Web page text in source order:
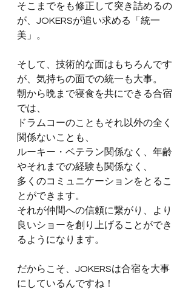
そこまでをも修正して突き詰めるの
が、JOKERSが追い求める「統一
美」。
そして、技術的な面はもちろんです
が、気持ちの面での統一も大事。
朝から晩まで寝食を共にできる合宿
では、
ドラムコーのこともそれ以外の全く
関係ないことも、
ルーキー・ベテラン関係なく、年齢
やそれまでの経験も関係なく、
多くのコミュニケーションをとるこ
とができます。
それが仲間への信頼に繋がり、より
良いショーを創り上げることができ
るようになります。
だからこそ、JOKERSは合宿を大事
にしているんですね！